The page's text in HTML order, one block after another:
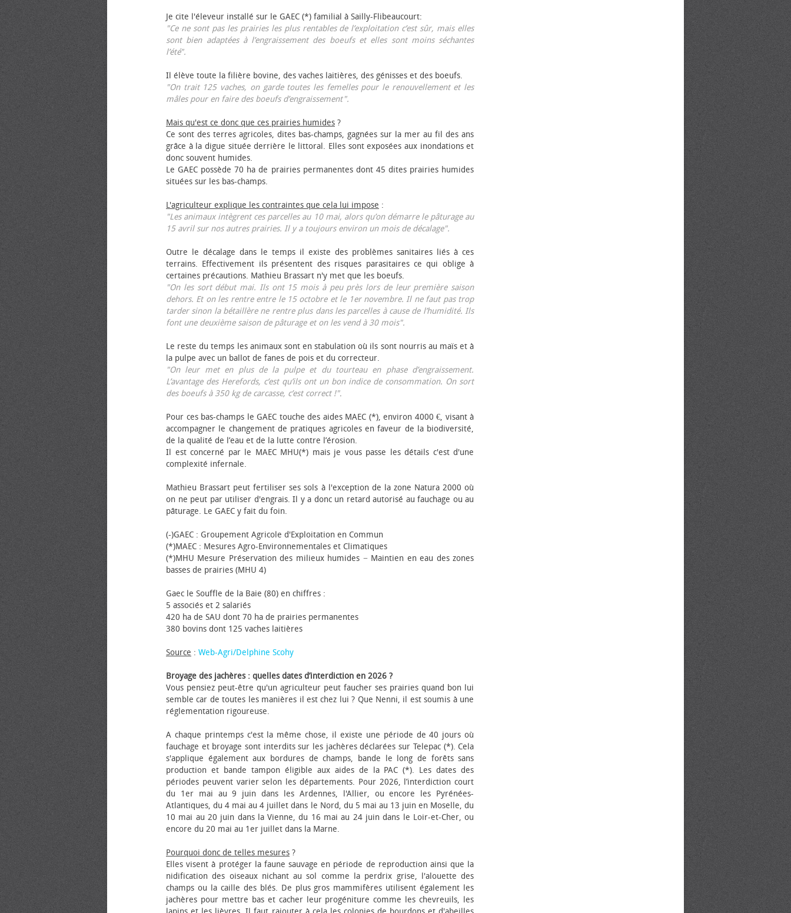
Je cite l'éleveur installé sur le GAEC (*) familial à Sailly-Flibeaucourt:
"Ce ne sont pas les prairies les plus rentables de l’exploitation c’est sûr, mais elles
sont bien adaptées à l’engraissement des bœufs et elles sont moins séchantes
l’été".
Il élève toute la filière bovine, des vaches laitières, des génisses et des bœufs.
"On trait 125 vaches, on garde toutes les femelles pour le renouvellement et les
mâles pour en faire des bœufs d’engraissement".
Mais qu'est ce donc que ces prairies humides ?
Ce sont des terres agricoles, dites bas-champs, gagnées sur la mer au fil des ans
grâce à la digue située derrière le littoral. Elles sont exposées aux inondations et
donc souvent humides.
Le GAEC possède 70 ha de prairies permanentes dont 45 dites prairies humides
situées sur les bas-champs.
L'agriculteur explique les contraintes que cela lui impose :
"Les animaux intègrent ces parcelles au 10 mai, alors qu’on démarre le pâturage au
15 avril sur nos autres prairies. Il y a toujours environ un mois de décalage".
Outre le décalage dans le temps il existe des problèmes sanitaires liés à ces
terrains. Effectivement ils présentent des risques parasitaires ce qui oblige à
certaines précautions. Mathieu Brassart n'y met que les bœufs.
"On les sort début mai. Ils ont 15 mois à peu près lors de leur première saison
dehors. Et on les rentre entre le 15 octobre et le 1er novembre. Il ne faut pas trop
tarder sinon la bétaillère ne rentre plus dans les parcelles à cause de l’humidité. Ils
font une deuxième saison de pâturage et on les vend à 30 mois".
Le reste du temps les animaux sont en stabulation où ils sont nourris au maïs et à
la pulpe avec un ballot de fanes de pois et du correcteur.
"On leur met en plus de la pulpe et du tourteau en phase d’engraissement.
L’avantage des Herefords, c’est qu’ils ont un bon indice de consommation. On sort
des bœufs à 350 kg de carcasse, c’est correct !".
Pour ces bas-champs le GAEC touche des aides MAEC (*), environ 4000 €, visant à
accompagner le changement de pratiques agricoles en faveur de la biodiversité,
de la qualité de l’eau et de la lutte contre l’érosion.
Il est concerné par le MAEC MHU(*) mais je vous passe les détails c'est d'une
complexité infernale.
Mathieu Brassart peut fertiliser ses sols à l'exception de la zone Natura 2000 où
on ne peut par utiliser d'engrais. Il y a donc un retard autorisé au fauchage ou au
pâturage. Le GAEC y fait du foin.
(-)GAEC : Groupement Agricole d'Exploitation en Commun
(*)MAEC : Mesures Agro-Environnementales et Climatiques
(*)MHU Mesure Préservation des milieux humides − Maintien en eau des zones
basses de prairies (MHU 4)
Gaec le Souffle de la Baie (80) en chiffres :
5 associés et 2 salariés
420 ha de SAU dont 70 ha de prairies permanentes
380 bovins dont 125 vaches laitières
Source : Web-Agri/Delphine Scohy
Broyage des jachères : quelles dates d’interdiction en 2026 ?
Vous pensiez peut-être qu'un agriculteur peut faucher ses prairies quand bon lui
semble car de toutes les manières il est chez lui ? Que Nenni, il est soumis à une
réglementation rigoureuse.
A chaque printemps c'est la même chose, il existe une période de 40 jours où
fauchage et broyage sont interdits sur les jachères déclarées sur Telepac (*). Cela
s'applique également aux bordures de champs, bande le long de forêts sans
production et bande tampon éligible aux aides de la PAC (*). Les dates des
périodes peuvent varier selon les départements. Pour 2026, l’interdiction court
du 1er mai au 9 juin dans les Ardennes, l'Allier, ou encore les Pyrénées-
Atlantiques, du 4 mai au 4 juillet dans le Nord, du 5 mai au 13 juin en Moselle, du
10 mai au 20 juin dans la Vienne, du 16 mai au 24 juin dans le Loir-et-Cher, ou
encore du 20 mai au 1er juillet dans la Marne.
Pourquoi donc de telles mesures ?
Elles visent à protéger la faune sauvage en période de reproduction ainsi que la
nidification des oiseaux nichant au sol comme la perdrix grise, l'alouette des
champs ou la caille des blés. De plus gros mammifères utilisent également les
jachères pour mettre bas et cacher leur progéniture comme les chevreuils, les